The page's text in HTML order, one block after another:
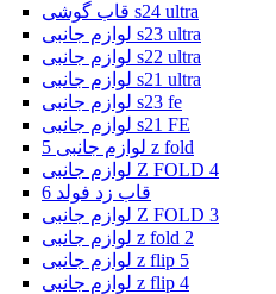
قاب گوشی s24 ultra
لوازم جانبی s23 ultra
لوازم جانبی s22 ultra
لوازم جانبی s21 ultra
لوازم جانبی s23 fe
لوازم جانبی s21 FE
لوازم جانبی 5 z fold
لوازم جانبی Z FOLD 4
قاب زد فولد 6
لوازم جانبی Z FOLD 3
لوازم جانبی z fold 2
لوازم جانبی z flip 5
لوازم جانبی z flip 4